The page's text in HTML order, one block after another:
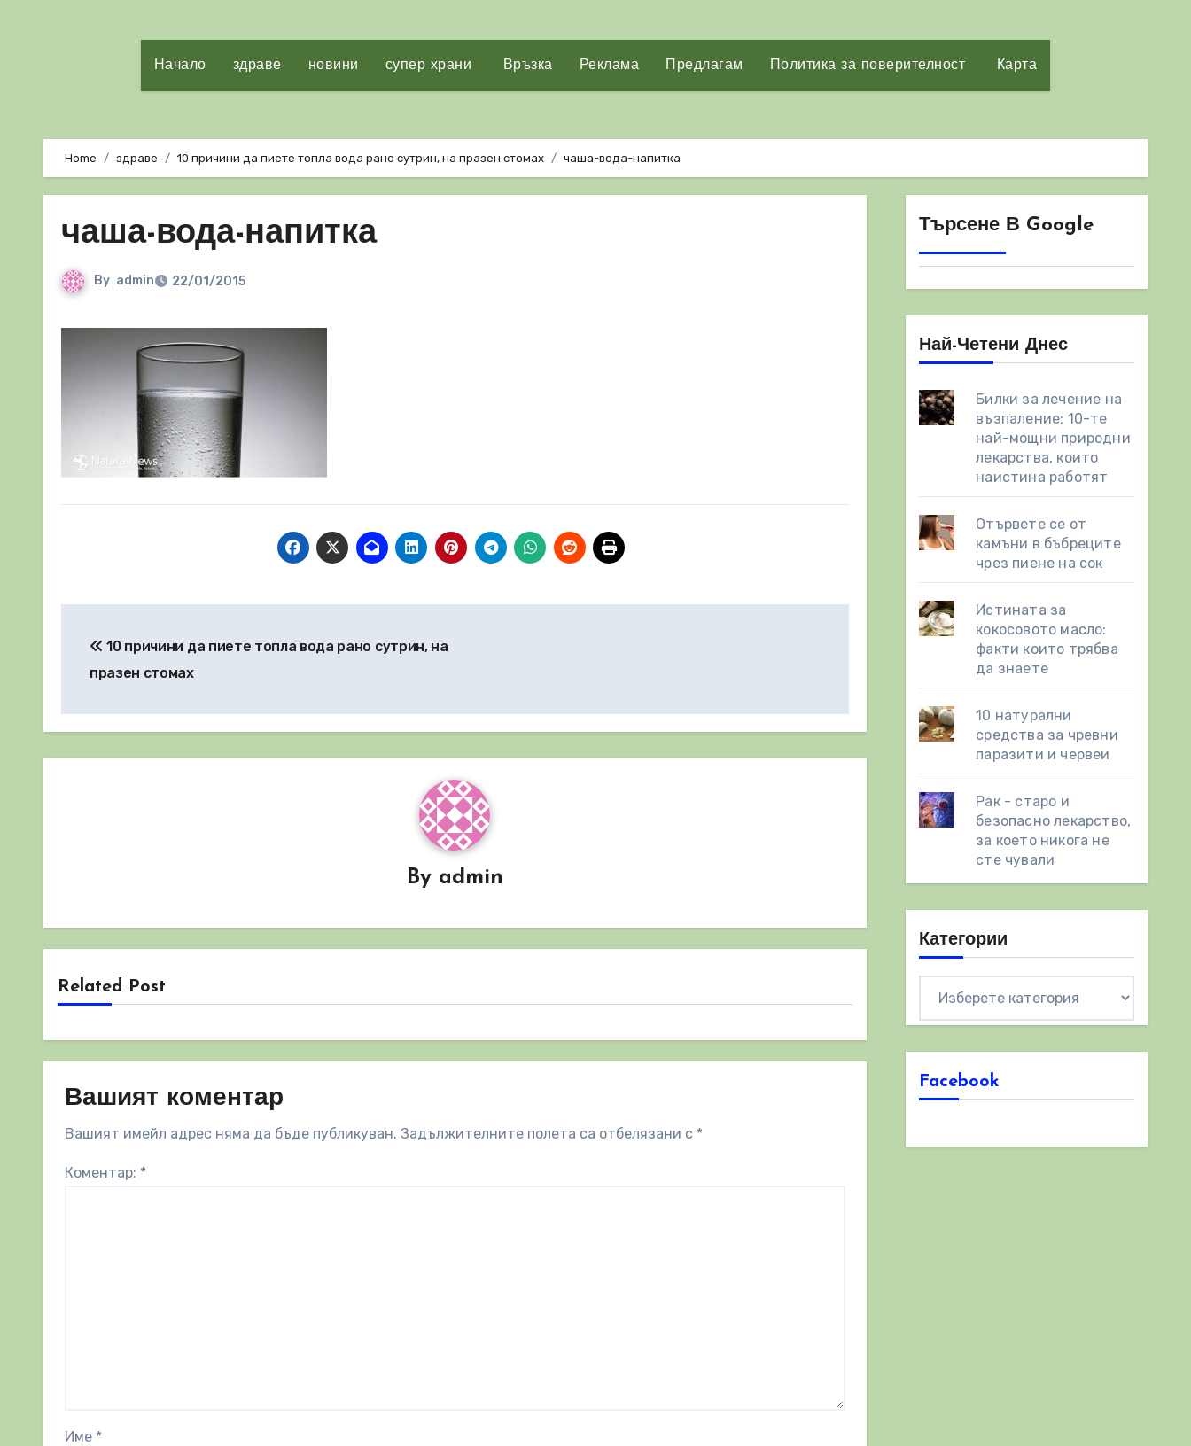
Начало здраве новини супер храни Връзка Реклама Предлагам Политика за поверителност Карта
Home здраве 10 причини да пиете топла вода рано сутрин, на празен стомах чаша-вода-напитка
чаша-вода-напитка
By admin 22/01/2015
10 причини да пиете топла вода рано сутрин, на
празен стомах
By admin
Related Post
Вашият коментар
Вашият имейл адрес няма да бъде публикуван. Задължителните полета са отбелязани с *
Коментар: *
Име *
Търсене В Google
Най-Четени Днес
Билки за лечение на
възпаление: 10-те
най-мощни природни
лекарства, които
наистина работят
Отървете се от
камъни в бъбреците
чрез пиене на сок
Истината за
кокосовото масло:
факти които трябва
да знаете
10 натурални
средства за чревни
паразити и червеи
Рак - старо и
безопасно лекарство,
за което никога не
сте чували
Категории
Facebook